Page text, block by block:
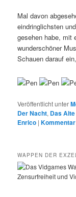
Mal davon
eindringlichsten
gesehen habe, mit
wunderschöner
Schauen darauf
Veröffentlicht unter
Der Nacht, Das
Enrico |
WAPPEN DER